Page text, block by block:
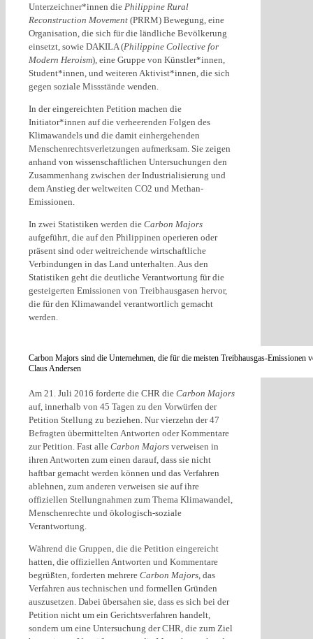
Unterzeichner*innen die Philippine Rural
Reconstruction Movement (PRRM) Bewegung, eine
Organisation, die sich für die ländliche Bevölkerung
einsetzt, sowie DAKILA (Philippine Collective for
Modern Heroism), eine Gruppe von Künstler*innen,
Student*innen, und weiteren Aktivist*innen, die sich
gegen soziale Missstände wenden.
In der eingereichten Petition machen die
Initiator*innen auf die verheerenden Folgen des
Klimawandels und die damit einhergehenden
Menschenrechtsverletzungen aufmerksam. Sie zeigen
anhand von wissenschaftlichen Untersuchungen den
Zusammenhang zwischen der Industrialisierung und
dem Anstieg der weltweiten CO2 und Methan-
Emissionen.
In zwei Statistiken werden die Carbon Majors
aufgeführt, die auf den Philippinen operieren oder
präsent sind oder weitreichende wirtschaftliche
Verbindungen in das Land unterhalten. Aus den
Statistiken geht die deutliche Verantwortung für die
gesteigerten Emissionen von Treibhausgasen hervor,
die für den Klimawandel verantwortlich gemacht
werden.
Carbon Majors sind die Unternehmen, die für die meisten Treibhausgas-Emissionen
Claus Andersen
Am 21. Juli 2016 forderte die CHR die Carbon Majors
auf, innerhalb von 45 Tagen zu den Vorwürfen der
Petition Stellung zu beziehen. Nur vierzehn der 47
Befragten übermittelten Antworten oder Kommentare
zur Petition. Fast alle Carbon Majors verweisen in
ihren Antworten zum einen darauf, dass sie nicht
haftbar gemacht werden können und das Verfahren
ablehnen, zum anderen verweisen sie auf ihre
offiziellen Stellungnahmen zum Thema Klimawandel,
Menschenrechte und ökologisch-soziale
Verantwortung.
Während die Gruppen, die die Petition eingereicht
hatten, die offiziellen Antworten und Kommentare
begrüßten, forderten mehrere Carbon Majors , das
Verfahren aus technischen und formellen Gründen
auszusetzen. Dabei übersahen sie, dass es sich bei der
Petition nicht um ein Gerichtsverfahren handelt,
sondern um eine Untersuchung der CHR, die zum Ziel